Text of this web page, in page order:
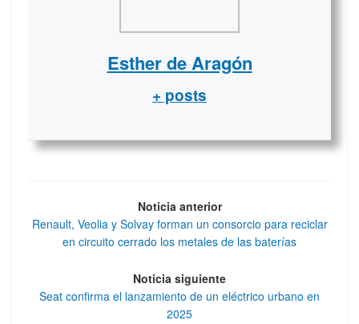
Esther de Aragón
+ posts
Noticia anterior
Renault, Veolia y Solvay forman un consorcio para reciclar
en circuito cerrado los metales de las baterías
Noticia siguiente
Seat confirma el lanzamiento de un eléctrico urbano en
2025